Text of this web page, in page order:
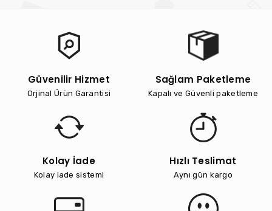
Güvenilir Hizmet
Orjinal Ürün Garantisi
Sağlam Paketleme
Kapalı ve Güvenli paketleme
Kolay İade
Kolay iade sistemi
Hızlı Teslimat
Aynı gün kargo